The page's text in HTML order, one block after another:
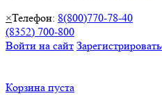
×Телефон: 8(800)770-78-40
(8352) 700-800
Войти на сайт
Корзина пуста